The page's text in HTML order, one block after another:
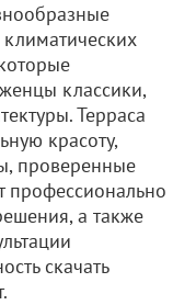
классики,
Терраса
красоту,
проверенные
профессионально
а также
скачать